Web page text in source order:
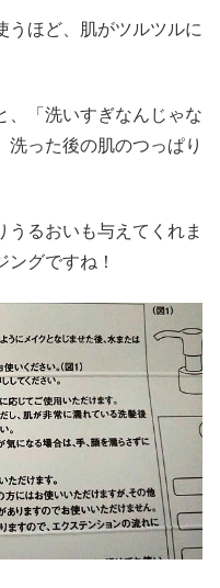
うほど、肌がツルツルに
、「洗いすぎなんじゃな
洗った後の肌のつっぱり
るおいも与えてくれま
グですね！